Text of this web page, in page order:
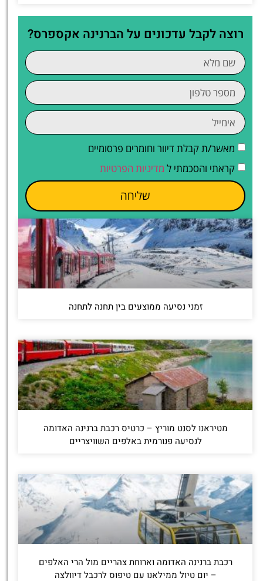
רוצה לקבל עדכונים על הברנינה אקספרס?
מאשר/ת קבלת דיוור וחומרים פרסומיים
קראתי והסכמתי ל מדיניות הפרטיות
שליחה
זמני נסיעה ממוצעים בין תחנה לתחנה
מטיראנו לסנט מוריץ – כרטיס רכבת ברנינה האדומה
לנסיעה פנורמית באלפים השוויצריים
רכבת ברנינה האדומה וארוחת צהריים מול הרי האלפים
– יום טיול ממילאנו עם טיפוס לרכבל דיוולצה